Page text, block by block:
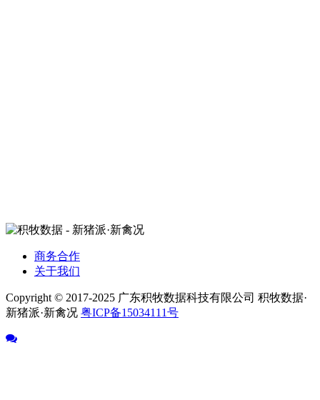
商务合作
关于我们
Copyright © 2017-2025 广东积牧数据科技有限公司 积牧数据·
新猪派·新禽况 粤ICP备15034111号